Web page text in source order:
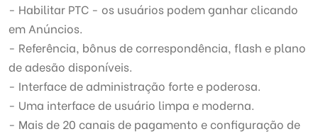
- Habilitar PTC - os usuários podem ganhar clicando
em Anúncios.
- Referência, bônus de correspondência, flash e plano
de adesão disponíveis.
- Interface de administração forte e poderosa.
- Uma interface de usuário limpa e moderna.
- Mais de 20 canais de pagamento e configuração de